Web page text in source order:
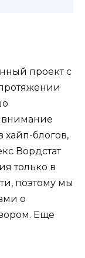
проект с
внимание
хайп-блогов,
Вордстат
только в
поэтому мы
о
Еще